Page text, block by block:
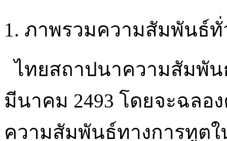
1. ภาพรวมความสัมพันธ์ทั่
ไทยสถาปนาความสัมพัน
มีนาคม 2493 โดยจะฉลอ
ความสัมพันธ์ทางการทูตใ